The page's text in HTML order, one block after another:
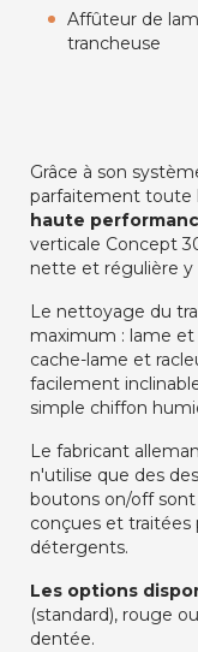
Affûteur de
trancheuse
Grâce à son
parfaitement toute
haute
verticale Concept
nette et régulière y
Le nettoyage du
maximum : lame et
cache-lame et
facilement
simple chiffon
Le fabricant
n'utilise que des
boutons on/off sont
conçues et traitées
détergents.
Les options
(standard), rouge
dentée.